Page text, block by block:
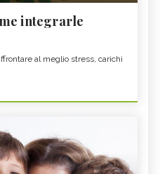
integrarle
al meglio stress, carichi